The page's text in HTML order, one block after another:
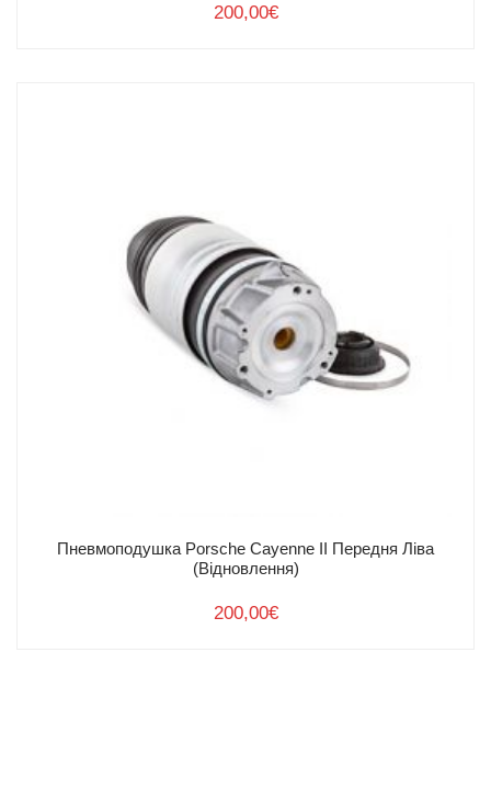
200,00€
Пневмоподушка Porsche Cayenne II Передня Ліва
(Відновлення)
200,00€
Умовиповерненнятовару
Доставка та оплата
Інжиніринг
Легкові авто
Вантажні авто
Про нас